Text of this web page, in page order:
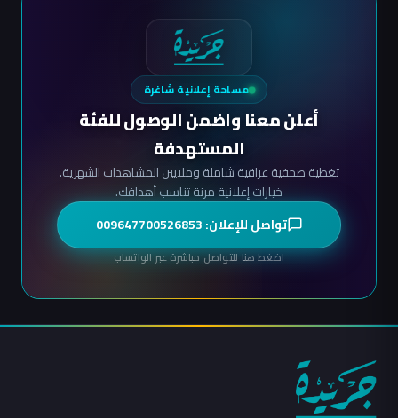
مساحة إعلانية شاغرة
أعلن معنا واضمن الوصول للفئة
المستهدفة
تغطية صحفية عراقية شاملة وملايين المشاهدات الشهرية.
خيارات إعلانية مرنة تناسب أهدافك.
تواصل للإعلان: 009647700526853
اضغط هنا للتواصل مباشرة عبر الواتساب